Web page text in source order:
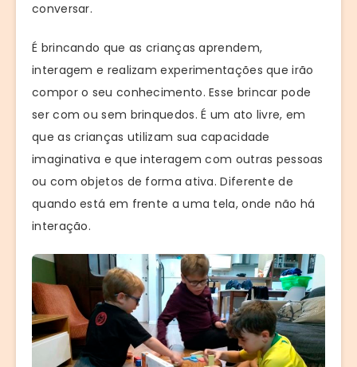
conversar.
É brincando que as crianças aprendem,
interagem e realizam experimentações que irão
compor o seu conhecimento. Esse brincar pode
ser com ou sem brinquedos. É um ato livre, em
que as crianças utilizam sua capacidade
imaginativa e que interagem com outras pessoas
ou com objetos de forma ativa. Diferente de
quando está em frente a uma tela, onde não há
interação.